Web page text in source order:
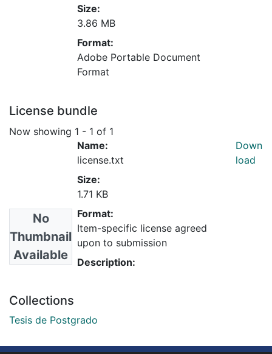
Size:
3.86 MB
Format:
Adobe Portable Document
Format
License bundle
Now showing 1 - 1 of 1
No
Thumbnail
Available
Name:
license.txt
Size:
1.71 KB
Format:
Item-specific license agreed
upon to submission
Description:
Down
load
Collections
Tesis de Postgrado